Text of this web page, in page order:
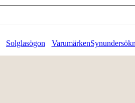
Solglasögon Varumärken